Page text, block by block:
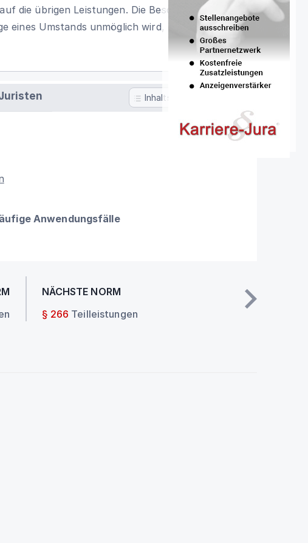
die übrigen Leistungen. Die Beschränkung
eines Umstands unmöglich wird, den der nicht
Inhaltsverzeichnis
Anwendungsfälle
NÄCHSTE NORM
§ 266 Teilleistungen